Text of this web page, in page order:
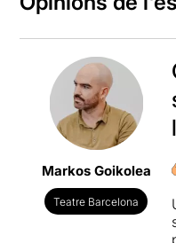
Markos Goikolea
Teatre Barcelona